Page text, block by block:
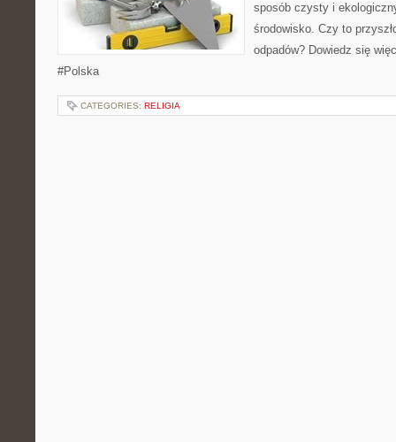
sposób czysty i
środowisko. Czy to
odpadów? Dowiedz się
#Polska
CATEGORIES: RELIGIA